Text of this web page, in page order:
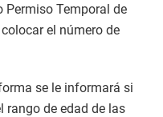
Permiso Temporal de
el número de
se le informará si
rango de edad de las